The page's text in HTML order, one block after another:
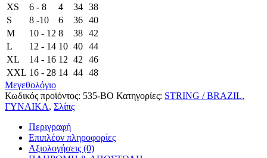
XS
6 - 8 4 34 38
S
8 -10 6 36 40
M
10 - 12 8 38 42
L
12 - 14 10 40 44
XL
14 - 16 12 42
46
XXL 16 - 28 14 44 48
Μεγεθολόγιο
Κωδικός προϊόντος: 535-BO Κατηγορίες: STRING / BRAZIL,
ΓΥΝΑΙΚΑ, Σλίπς
Περιγραφή
Επιπλέον πληροφορίες
Αξιολογήσεις (0)